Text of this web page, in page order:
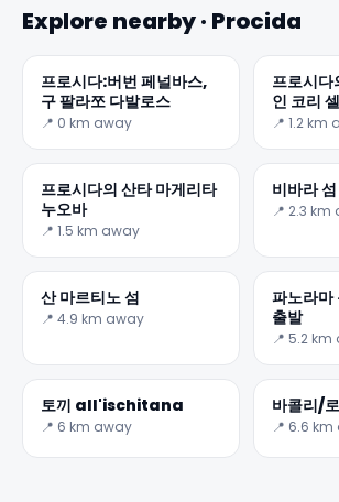
Explore nearby · Procida
프로시다:버번 페널바스,
구 팔라쪼 다발로스
📍 0 km away
프로시다
인 코리
📍 1.2 km
프로시다의 산타 마게리타
누오바
📍 1.5 km away
비바라 섬
📍 2.3
산 마르티노 섬
📍 4.9 km away
파노라마
출발
📍 5.2
토끼 all'ischitana
📍 6 km away
바콜리/
📍 6.6